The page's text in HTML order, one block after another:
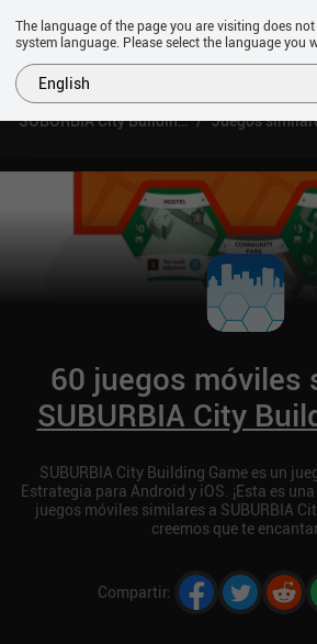
SUBURBIA City Building GameJuegos
60 juegos móviles
SUBURBIA City
SUBURBIA City Building Game es un
Estrategia para Android y iOS. ¡Esta es
juegos móviles similares a SUBURBIA
creemos que te
Compartir:
The language of the page you are visiting does
system language. Please select the language you
English